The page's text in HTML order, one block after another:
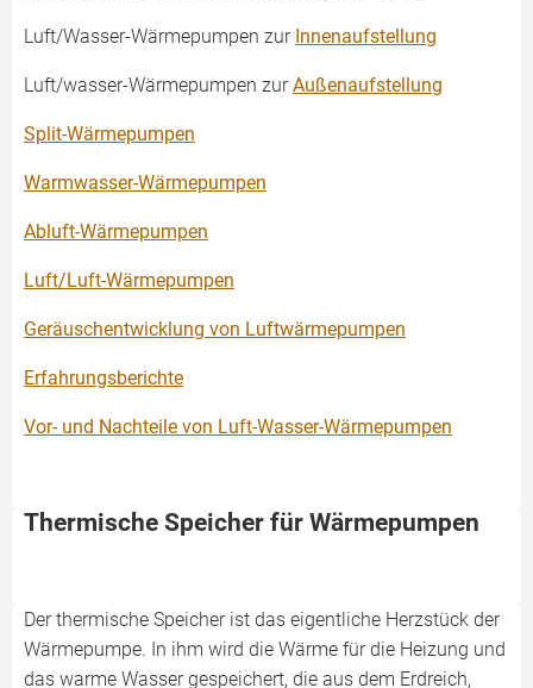
Luft/Wasser-Wärmepumpen zur Innenaufstellung
Luft/wasser-Wärmepumpen zurAußenaufstellung
Split-Wärmepumpen
Warmwasser-Wärmepumpen
Abluft-Wärmepumpen
Luft/Luft-Wärmepumpen
Geräuschentwicklung von Luftwärmepumpen
Erfahrungsberichte
Vor- und Nachteile von Luft-Wasser-Wärmepumpen
Thermische Speicher für Wärmepumpen
Der thermische Speicher ist das eigentliche Herzstück der
Wärmepumpe. In ihm wird die Wärme für die Heizung und
das warme Wasser gespeichert, die aus dem Erdreich,